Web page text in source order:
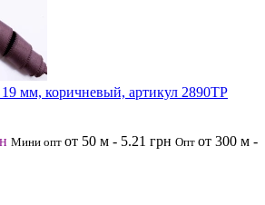
19 мм, коричневый, артикул 2890ТР
Мини опт от 50 м - 5.21 грн Опт от 300 м -